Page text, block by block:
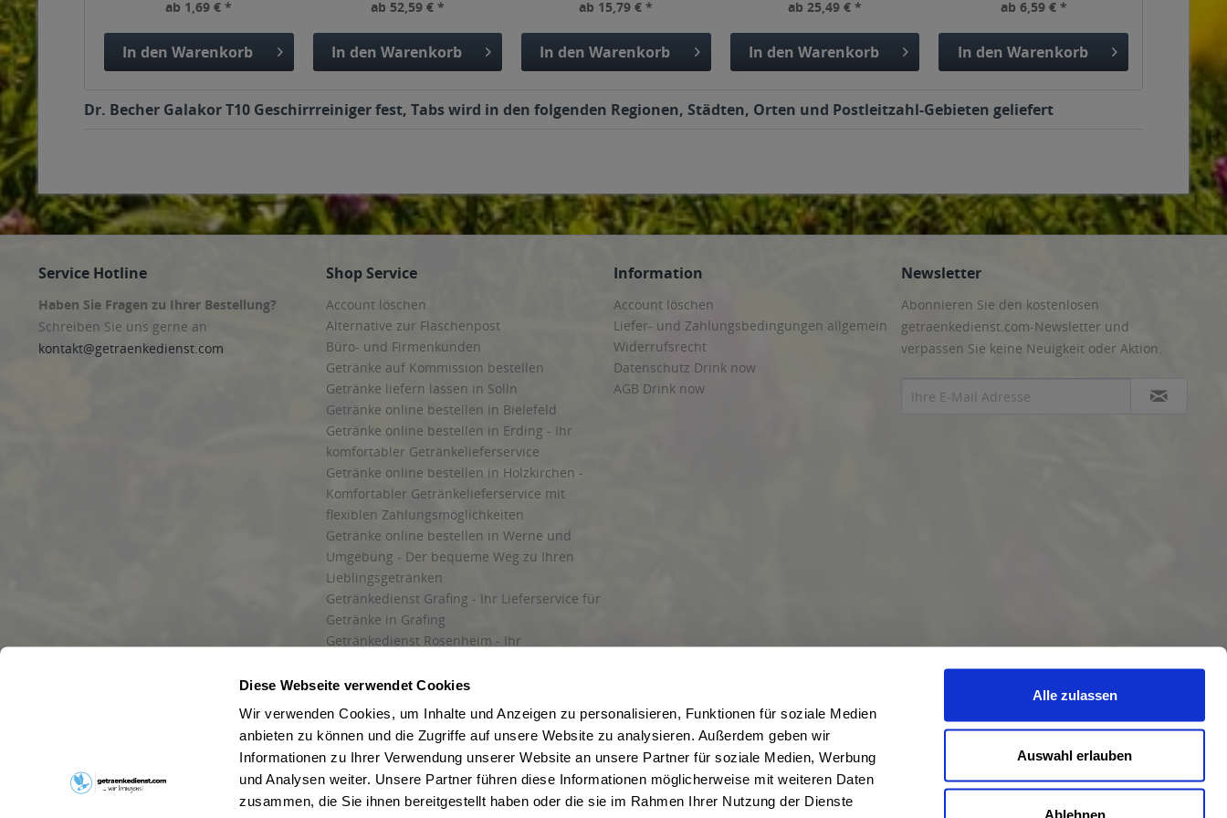
Diese Webseite verwendet Cookies
Wir verwenden Cookies, um Inhalte und Anzeigen zu personalisieren, Funktionen für soziale Medien
anbieten zu können und die Zugriffe auf unsere Website zu analysieren. Außerdem geben wir
Informationen zu Ihrer Verwendung unserer Website an unsere Partner für soziale Medien, Werbung
und Analysen weiter. Unsere Partner führen diese Informationen möglicherweise mit weiteren Daten
zusammen, die Sie ihnen bereitgestellt haben oder die sie im Rahmen Ihrer Nutzung der Dienste
Alle zulassen
Auswahl erlauben
Ablehnen
ab 1,69 € *
In den Warenkorb
ab 52,59 € *
In den Warenkorb
ab 15,79 € *
In den Warenkorb
ab 25,49 € *
In den Warenkorb
ab 6,59 € *
In den Warenkorb
Dr. Becher Galakor T10 Geschirrreiniger fest, Tabs wird in den folgenden Regionen, Städten, Orten und Postleitzahl-Gebieten geliefert
Service Hotline
Haben Sie Fragen zu Ihrer Bestellung?
Schreiben Sie uns gerne an
kontakt@getraenkedienst.com
Shop Service
Account löschen
Alternative zur Flaschenpost
Büro- und Firmenkunden
Getränke auf Kommission bestellen
Getränke liefern lassen in Solln
Getränke online bestellen in Bielefeld
Getränke online bestellen in Erding - Ihr
komfortabler Getränkelieferservice
Getränke online bestellen in Holzkirchen -
Komfortabler Getränkelieferservice mit
flexiblen Zahlungsmöglichkeiten
Getränke online bestellen in Werne und
Umgebung - Der bequeme Weg zu Ihren
Lieblingsgetränken
Getränkedienst Grafing - Ihr Lieferservice für
Getränke in Grafing
Getränkedienst Rosenheim - Ihr
und Umgebung
Liefergebiet
Lieferservice für Getränke
Wir liefern Getränke
Kontakt
Newsletter
Information
Account löschen
Liefer- und Zahlungsbedingungen allgemein
Widerrufsrecht
Datenschutz Drink now
AGB Drink now
Newsletter
Abonnieren Sie den kostenlosen
getraenkedienst.com-Newsletter und
verpassen Sie keine Neuigkeit oder Aktion.